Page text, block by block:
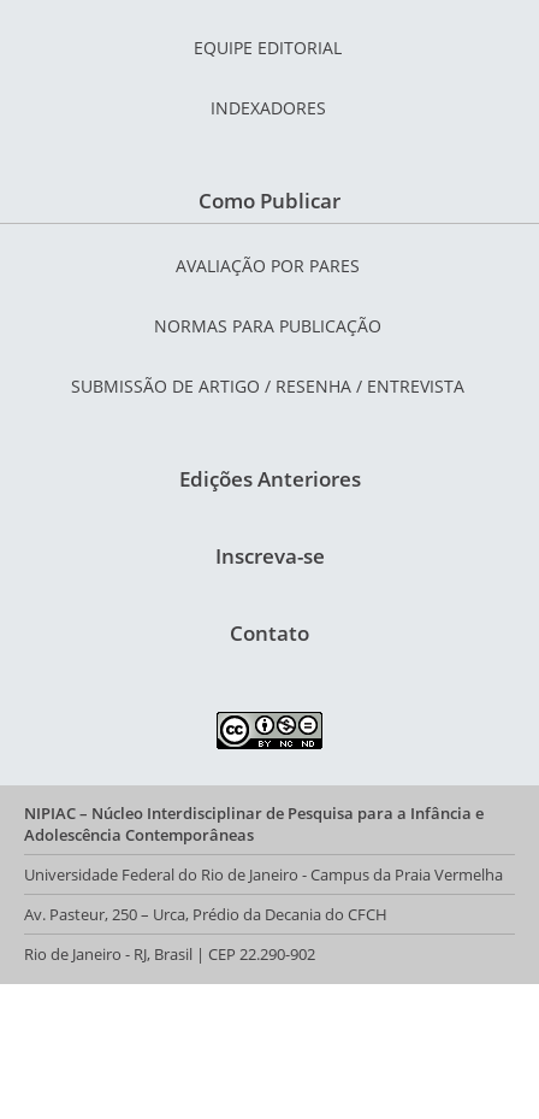
EQUIPE EDITORIAL
INDEXADORES
Como Publicar
AVALIAÇÃO POR PARES
NORMAS PARA PUBLICAÇÃO
SUBMISSÃO DE ARTIGO / RESENHA / ENTREVISTA
Edições Anteriores
Inscreva-se
Contato
NIPIAC – Núcleo Interdisciplinar de Pesquisa para a Infância e
Adolescência Contemporâneas
Universidade Federal do Rio de Janeiro - Campus da Praia Vermelha
Av. Pasteur, 250 – Urca, Prédio da Decania do CFCH
Rio de Janeiro - RJ, Brasil | CEP 22.290-902